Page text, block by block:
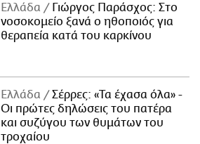
Ελλάδα
Γιώργος Παράσχος: Στο
νοσοκομείο ξανά ο ηθοποιός για
θεραπεία κατά του καρκίνου
Ελλάδα
Σέρρες: «Τα έχασα όλα» -
Οι πρώτες δηλώσεις του πατέρα
και συζύγου των θυμάτων του
τροχαίου